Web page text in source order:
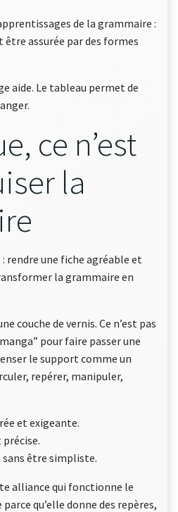
de la grammaire :
assurée par des formes
aide. Le tableau permet de
ce n’est
la
rendre une fiche agréable et
la grammaire en
couche de vernis. Ce n’est pas
pour faire passer une
le support comme un
repérer, manipuler,
et exigeante.
être simpliste.
alliance qui fonctionne le
qu’elle donne des repères,